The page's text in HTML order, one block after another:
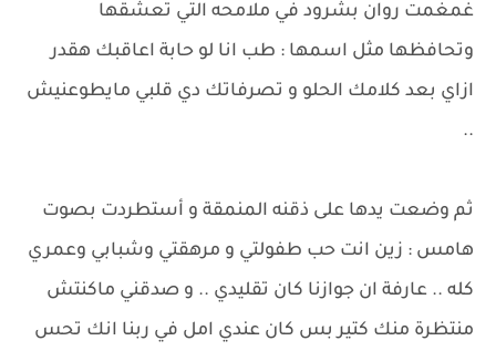
غمغمت روان بشرود في ملامحه التي تعشقها
وتحافظها مثل اسمها : طب انا لو حابة اعاقبك هقدر
ازاي بعد كلامك الحلو و تصرفاتك دي قلبي مايطوعنيش
..
ثم وضعت يدها على ذقنه المنمقة و أستطردت بصوت
هامس : زين انت حب طفولتي و مرهقتي وشبابي وعمري
كله .. عارفة ان جوازنا كان تقليدي .. و صدقني ماكنتش
منتظرة منك كتير بس كان عندي امل في ربنا انك تحس